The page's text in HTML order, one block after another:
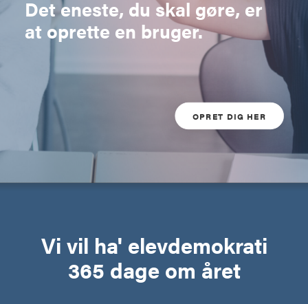
Det eneste, du skal gøre, er
at oprette en bruger.
OPRET DIG HER
Vi vil ha' elevdemokrati
365 dage om året